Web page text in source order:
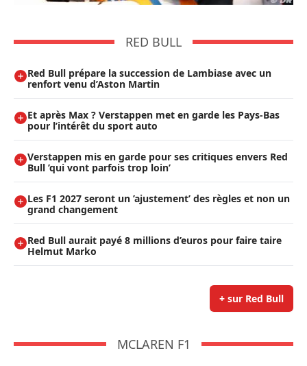
RED BULL
Red Bull prépare la succession de Lambiase avec un
renfort venu d’Aston Martin
Et après Max ? Verstappen met en garde les Pays-Bas
pour l’intérêt du sport auto
Verstappen mis en garde pour ses critiques envers Red
Bull ’qui vont parfois trop loin’
Les F1 2027 seront un ’ajustement’ des règles et non un
grand changement
Red Bull aurait payé 8 millions d’euros pour faire taire
Helmut Marko
+ sur Red Bull
MCLAREN F1